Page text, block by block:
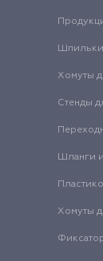
Хомуты
Стенды
Шланги
Хомуты